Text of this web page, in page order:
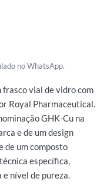
no WhatsApp.
frasco vial de vidro com
Royal Pharmaceutical.
GHK-Cu na
e de um design
de um composto
específica,
e nível de pureza.